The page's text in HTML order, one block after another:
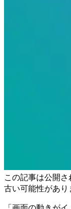
この記事は公開
古い可能性があり